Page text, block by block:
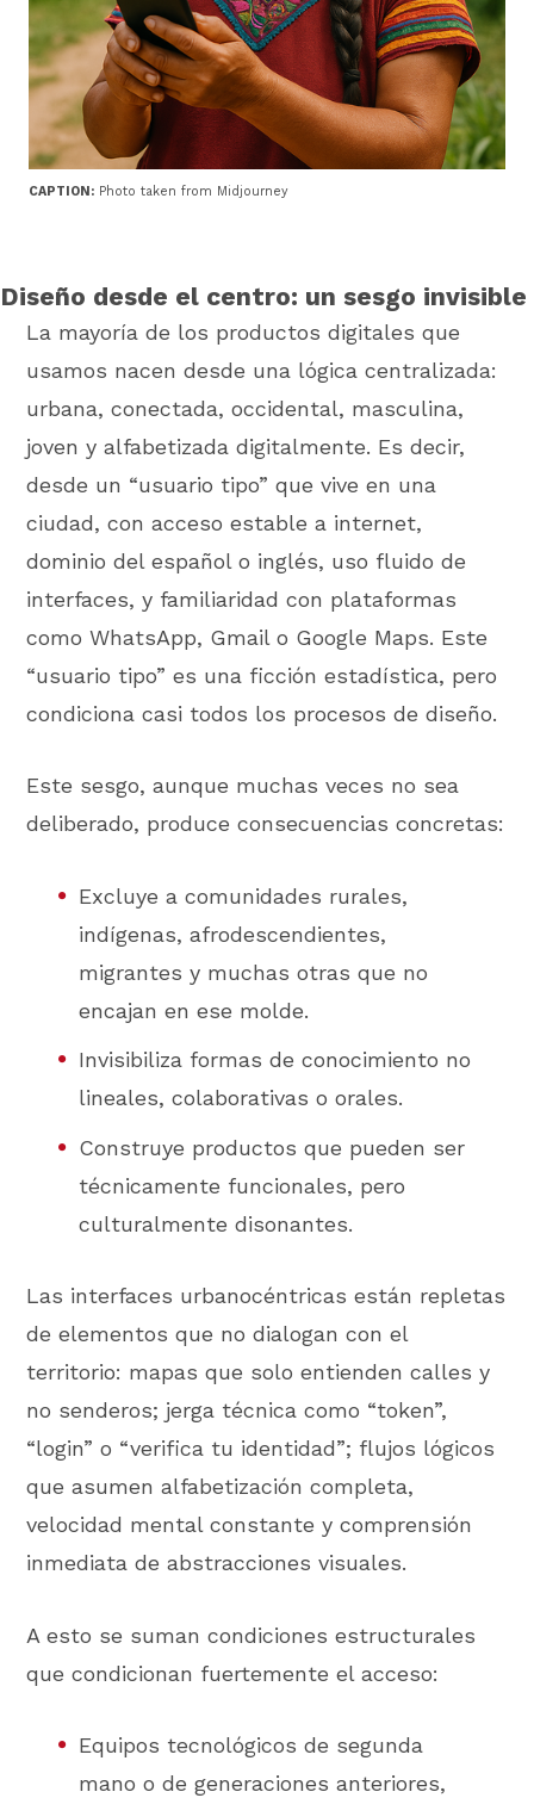
CAPTION: Photo taken from Midjourney
Diseño desde el centro: un sesgo invisible
La mayoría de los productos digitales que
usamos nacen desde una lógica centralizada:
urbana, conectada, occidental, masculina,
joven y alfabetizada digitalmente. Es decir,
desde un “usuario tipo” que vive en una
ciudad, con acceso estable a internet,
dominio del español o inglés, uso fluido de
interfaces, y familiaridad con plataformas
como WhatsApp, Gmail o Google Maps. Este
“usuario tipo” es una ficción estadística, pero
condiciona casi todos los procesos de diseño.
Este sesgo, aunque muchas veces no sea
deliberado, produce consecuencias concretas:
Excluye a comunidades rurales,
indígenas, afrodescendientes,
migrantes y muchas otras que no
encajan en ese molde.
Invisibiliza formas de conocimiento no
lineales, colaborativas o orales.
Construye productos que pueden ser
técnicamente funcionales, pero
culturalmente disonantes.
Las interfaces urbanocéntricas están repletas
de elementos que no dialogan con el
territorio: mapas que solo entienden calles y
no senderos; jerga técnica como “token”,
“login” o “verifica tu identidad”; flujos lógicos
que asumen alfabetización completa,
velocidad mental constante y comprensión
inmediata de abstracciones visuales.
A esto se suman condiciones estructurales
que condicionan fuertemente el acceso:
Equipos tecnológicos de segunda
mano o de generaciones anteriores,